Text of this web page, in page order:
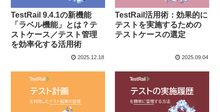
TestRail 9.4.1の新機能
「ラベル機能」とは？テ
ストケース／テスト管理
を効率化する活用術
2025.12.18
TestRail活用術：効果的に
テストを実施するための
テストケースの選定
2025.09.04